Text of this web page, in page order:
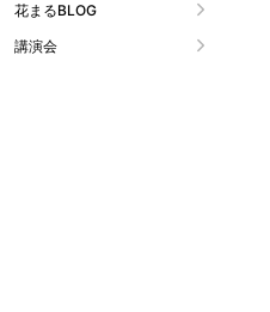
花まるBLOG
講演会